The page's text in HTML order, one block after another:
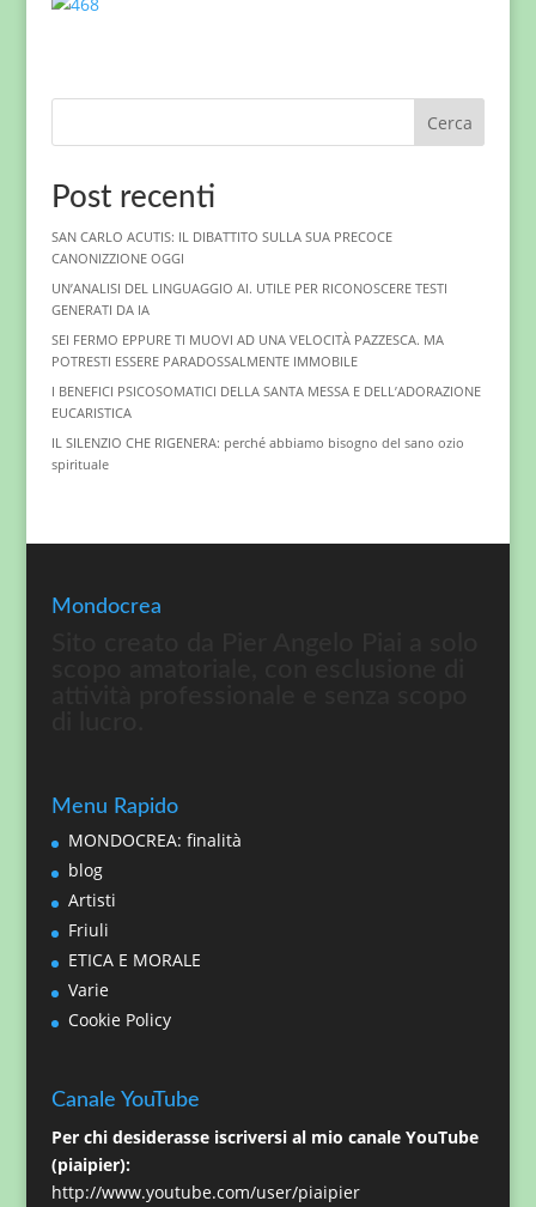
Cerca
Post recenti
SAN CARLO ACUTIS: IL DIBATTITO SULLA SUA PRECOCE
CANONIZZIONE OGGI
UN’ANALISI DEL LINGUAGGIO AI. UTILE PER RICONOSCERE TESTI
GENERATI DA IA
SEI FERMO EPPURE TI MUOVI AD UNA VELOCITÀ PAZZESCA. MA
POTRESTI ESSERE PARADOSSALMENTE IMMOBILE
I BENEFICI PSICOSOMATICI DELLA SANTA MESSA E DELL’ADORAZIONE
EUCARISTICA
IL SILENZIO CHE RIGENERA: perché abbiamo bisogno del sano ozio
spirituale
Mondocrea
Menu Rapido
MONDOCREA: finalità
blog
Artisti
Friuli
ETICA E MORALE
Varie
Cookie Policy
Canale YouTube
Per chi desiderasse iscriversi al mio canale YouTube
(piaipier):
http://www.youtube.com/user/piaipier